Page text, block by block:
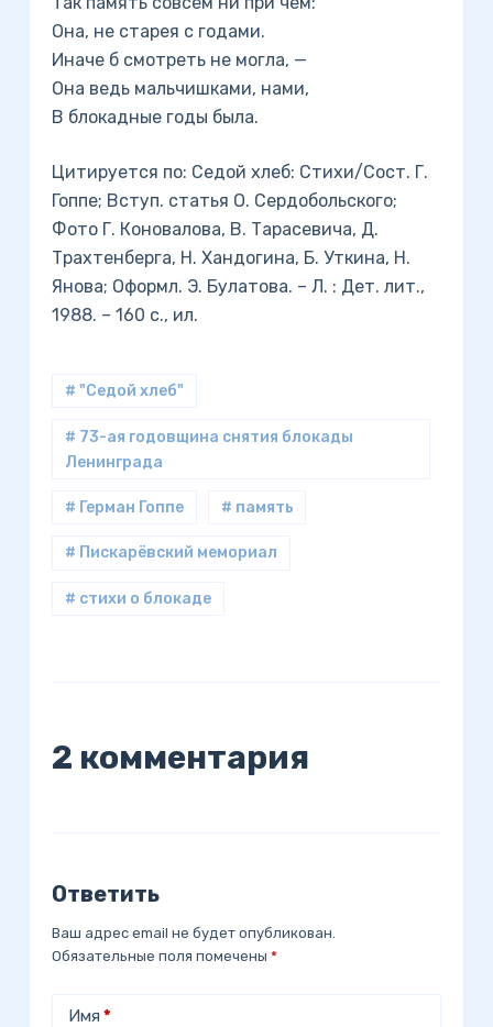
Она, не старея с годами.
Иначе б смотреть не могла, —
Она ведь мальчишками, нами,
В блокадные годы была.
Цитируется по: Седой хлеб: Стихи/Сост. Г.
Гоппе; Вступ. статья О. Сердобольского;
Фото Г. Коновалова, В. Тарасевича, Д.
Трахтенберга, Н. Хандогина, Б. Уткина, Н.
Янова; Оформл. Э. Булатова. – Л. : Дет. лит.,
1988. – 160 с., ил.
# "Седой хлеб"
# 73-ая годовщина снятия блокады
Ленинграда
# Герман Гоппе # память
# Пискарёвский мемориал
# стихи о блокаде
2 комментария
Ответить
Ваш адрес email не будет опубликован.
Обязательные поля помечены *
Имя *